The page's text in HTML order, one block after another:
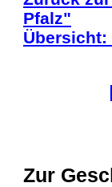
Pfalz"
Zur